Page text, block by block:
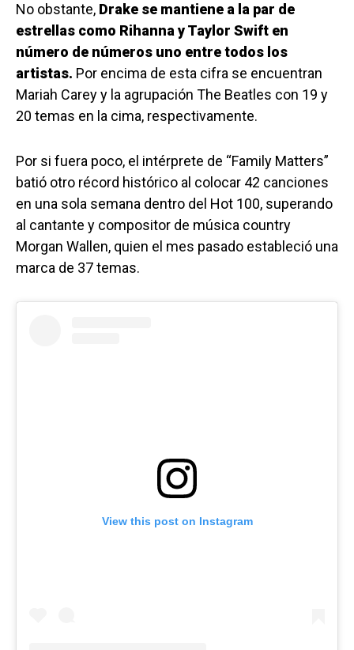
No obstante, Drake se mantiene a la par de
estrellas como Rihanna y Taylor Swift en
número de números uno entre todos los
artistas. Por encima de esta cifra se encuentran
Mariah Carey y la agrupación The Beatles con 19 y
20 temas en la cima, respectivamente.
Por si fuera poco, el intérprete de “Family Matters”
batió otro récord histórico al colocar 42 canciones
en una sola semana dentro del Hot 100, superando
al cantante y compositor de música country
Morgan Wallen, quien el mes pasado estableció una
marca de 37 temas.
View this post on Instagram